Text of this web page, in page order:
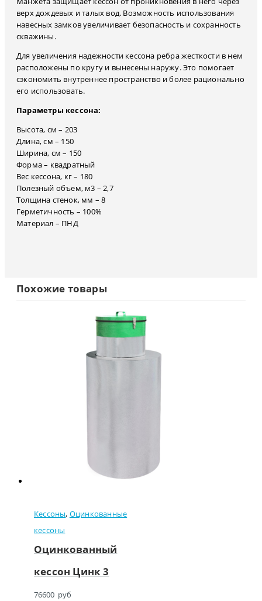
верх дождевых и талых вод. Возможность использования
навесных замков увеличивает безопасность и сохранность
скважины.
Для увеличения надежности кессона ребра жесткости в нем
расположены по кругу и вынесены наружу. Это помогает
сэкономить внутреннее пространство и более рационально
его использовать.
Параметры кессона:
Высота, см – 203
Длина, см – 150
Ширина, см – 150
Форма – квадратный
Вес кессона, кг – 180
Полезный объем, м3 – 2,7
Толщина стенок, мм – 8
Герметичность – 100%
Материал – ПНД
Похожие товары
Кессоны, Оцинкованные
кессоны
Оцинкованный
кессон Цинк 3
76600 руб